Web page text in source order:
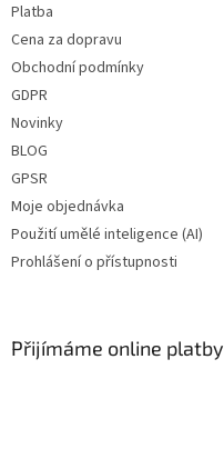
Platba
Cena za dopravu
Obchodní podmínky
GDPR
Novinky
BLOG
GPSR
Moje objednávka
Použití umělé inteligence (AI)
Prohlášení o přístupnosti
Přijímáme online platby